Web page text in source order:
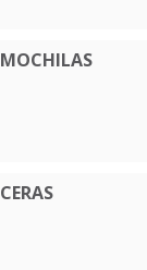
MOCHILAS
CERAS